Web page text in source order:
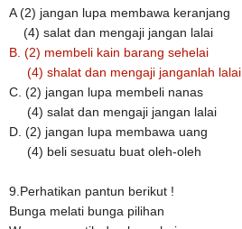
A (2) jangan lupa membawa keranjang
(4) salat dan mengaji jangan lalai
B. (2) membeli kain barang sehelai
(4) shalat dan mengaji janganlah lalai
C. (2) jangan lupa membeli nanas
(4) salat dan mengaji jangan lalai
D. (2) jangan lupa membawa uang
(4) beli sesuatu buat oleh-oleh
9.Perhatikan pantun berikut !
Bunga melati bunga pilihan